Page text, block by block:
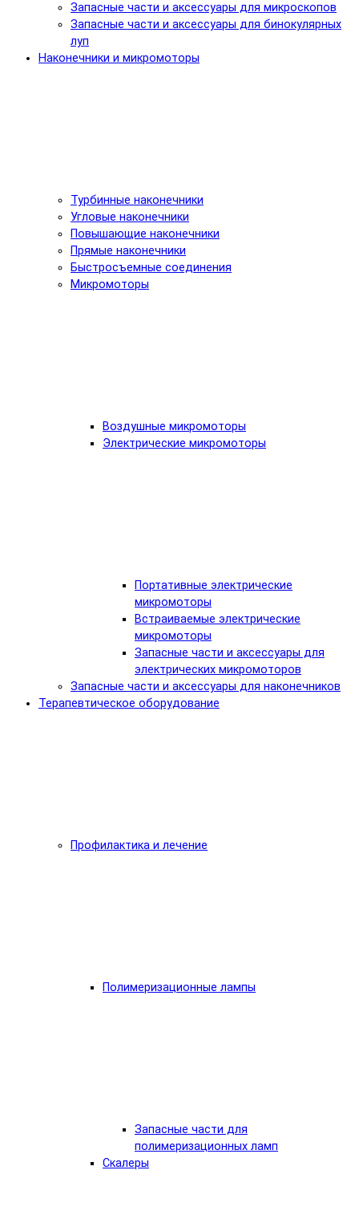
Запасные части и аксессуары для микроскопов
Запасные части и аксессуары для бинокулярных
луп
Наконечники и микромоторы
Турбинные наконечники
Угловые наконечники
Повышающие наконечники
Прямые наконечники
Быстросъемные соединения
Микромоторы
Воздушные микромоторы
Электрические микромоторы
Портативные электрические
микромоторы
Встраиваемые электрические
микромоторы
Запасные части и аксессуары для
электрических микромоторов
Запасные части и аксессуары для наконечников
Терапевтическое оборудование
Профилактика и лечение
Полимеризационные лампы
Запасные части для
полимеризационных ламп
Скалеры